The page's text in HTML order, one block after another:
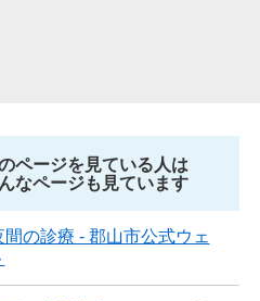
ページを見ている人は
なページも見ています
の診療 - 郡山市公式ウェ